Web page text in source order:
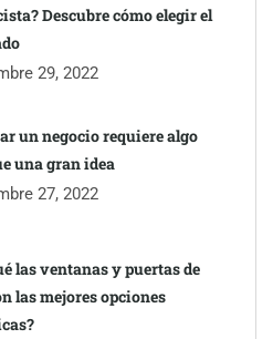
movilidad profesional con
Descubre cómo elegir el
29, 2022
un negocio requiere algo
una gran idea
27, 2022
las ventanas y puertas de
las mejores opciones